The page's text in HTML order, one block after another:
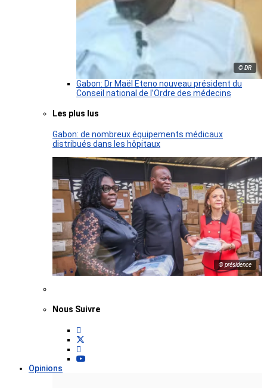
© DR
Gabon: Dr Maël Eteno nouveau président du
Conseil national de l’Ordre des médecins
Les plus lus
Gabon: de nombreux équipements médicaux
distribués dans les hôpitaux
© présidence
Nous Suivre
Opinions